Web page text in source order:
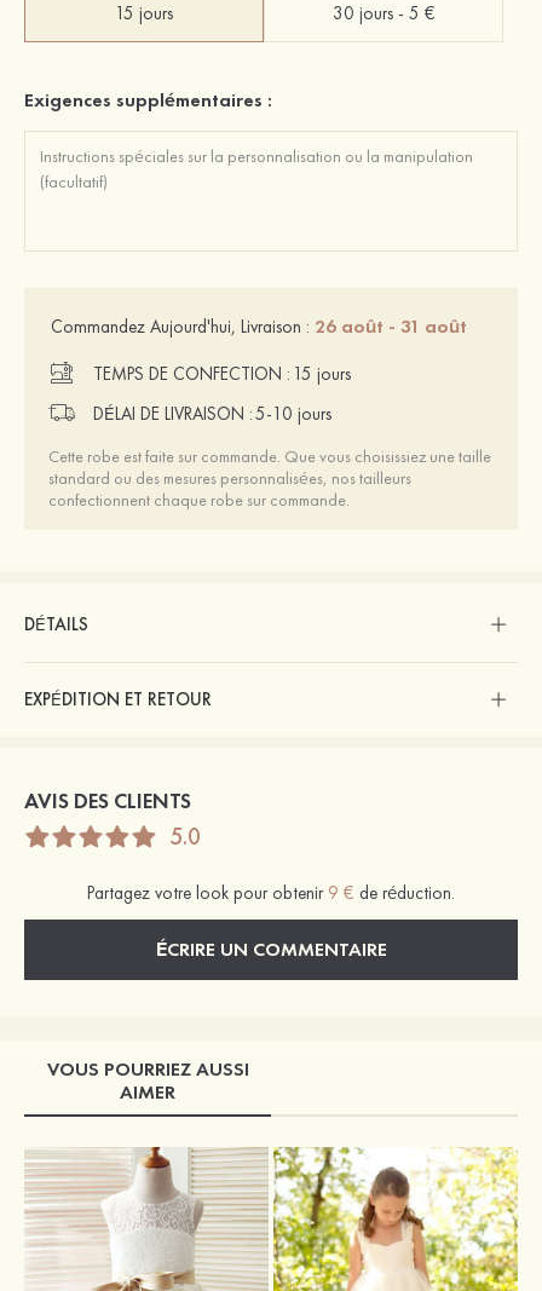
15 jours 30 jours - 5 €
Exigences supplémentaires :
Commandez Aujourd'hui, Livraison : 26 août - 31 août
TEMPS DE CONFECTION : 15 jours
DÉLAI DE LIVRAISON :5-10 jours
Cette robe est faite sur commande. Que vous choisissiez une taille
standard ou des mesures personnalisées, nos tailleurs
confectionnent chaque robe sur commande.
DÉTAILS
EXPÉDITION ET RETOUR
AVIS DES CLIENTS
5.0
Partagez votre look pour obtenir 9 € de réduction.
ÉCRIRE UN COMMENTAIRE
VOUS POURRIEZ AUSSI
AIMER